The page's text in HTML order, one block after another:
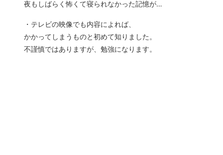
夜もしばらく怖くて寝られなかった記憶が…
・テレビの映像でも内容によれば、
かかってしまうものと初めて知りました。
不謹慎ではありますが、勉強になります。